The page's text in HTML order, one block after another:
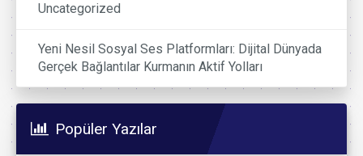
Uncategorized
Yeni Nesil Sosyal Ses Platformları: Dijital Dünyada
Gerçek Bağlantılar Kurmanın Aktif Yolları
Popüler Yazılar